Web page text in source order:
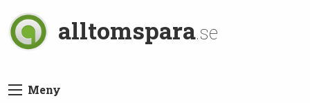
alltomspara.se
Meny